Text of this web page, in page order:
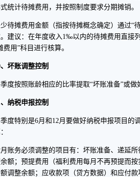
统计待摊费用，并按照制度要求分期摊销。
摊费用金额（指按待摊概念确定）通过“
建议：在年度收入1‰以内的待摊费用直接
费用”科目进行核算。
、坏账调整控制
按照账龄相应的比率提取“坏账准备”或做
、纳税申报控制
特别是6月和12月要做好纳税申报项目的
务必须调整的项目有：坏账准备、递延所
额；预提费用（福利费用每月不再预提而
调整余额；应收款项（贷方数据）和应付